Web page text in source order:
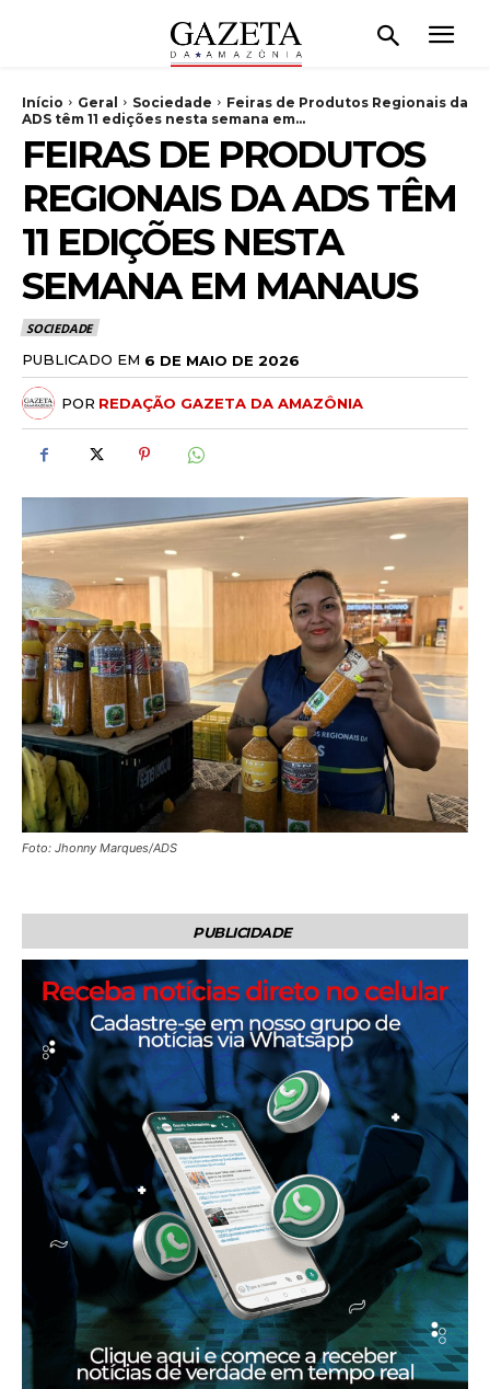
Início Geral Sociedade
Feiras de Produtos Regionais da
ADS têm 11 edições nesta semana em...
FEIRAS DE PRODUTOS
REGIONAIS DA ADS TÊM
11 EDIÇÕES NESTA
SEMANA EM MANAUS
SOCIEDADE
PUBLICADO EM 6 DE MAIO DE 2026
POR REDAÇÃO GAZETA DA AMAZÔNIA
Foto: Jhonny Marques/ADS
PUBLICIDADE